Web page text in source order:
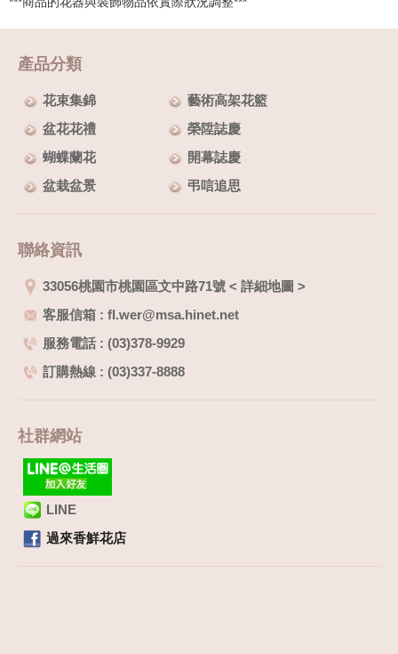
產品分類
花束集錦
盆花花禮
蝴蝶蘭花
盆栽盆景
藝術高架花籃
榮陞誌慶
開幕誌慶
弔唁追思
聯絡資訊
33056桃園市桃園區文中路71號 < 詳細地圖 >
客服信箱 : fl.wer@msa.hinet.net
服務電話 : (03)378-9929
訂購熱線 : (03)337-8888
社群網站
LINE
過來香鮮花店